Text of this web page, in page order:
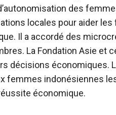
des
locales pour aider
Il a accordé des
La Fondation Asie et
décisions économiques.
femmes indonésiennes
économique.